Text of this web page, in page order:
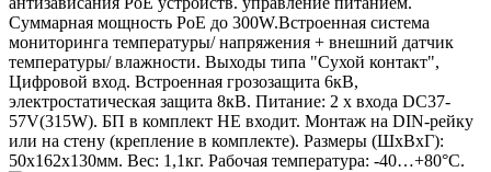
Суммарная мощность PoE до 300W.Встроенная система
мониторинга температуры/ напряжения + внешний датчик
температуры/ влажности. Выходы типа "Сухой контакт",
Цифровой вход. Встроенная грозозащита 6кВ,
электростатическая защита 8кВ. Питание: 2 x входа DC37-
57V(315W). БП в комплект НЕ входит. Монтаж на DIN-рейку
или на стену (крепление в комплекте). Размеры (ШхВхГ):
50х162х130мм. Вес: 1,1кг. Рабочая температура: -40…+80°С.